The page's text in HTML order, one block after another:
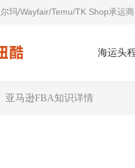
玛/Wayfair/Temu/TK Shop承运
海运头
亚马逊FBA知识详情